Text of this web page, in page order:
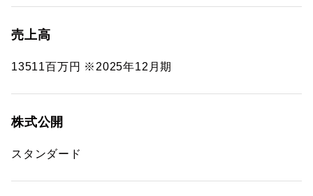
売上高
13511百万円 ※2025年12月期
株式公開
スタンダード